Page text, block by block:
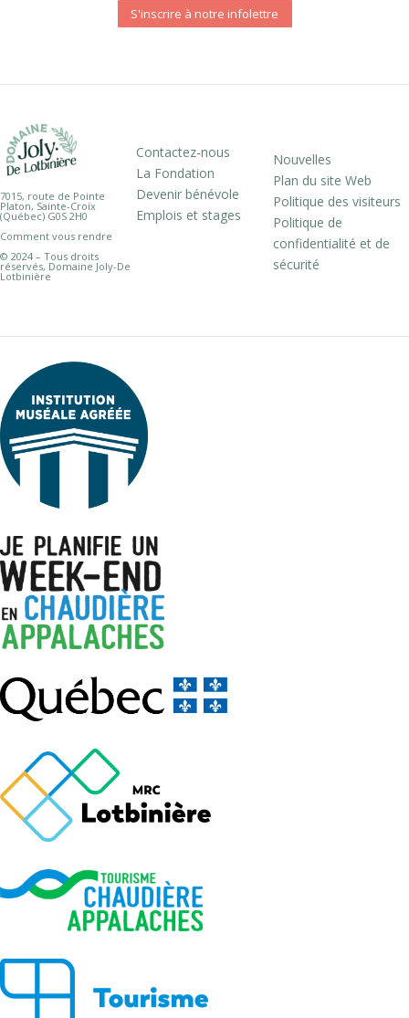
S'inscrire à notre infolettre
7015, route de Pointe
Platon, Sainte-Croix
(Québec) G0S 2H0
Comment vous rendre
© 2024 – Tous droits
réservés, Domaine Joly-De
Lotbinière
Contactez-nous
La Fondation
Devenir bénévole
Emplois et stages
Nouvelles
Plan du site Web
Politique des visiteurs
Politique de
confidentialité et de
sécurité